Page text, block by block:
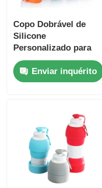
Copo Dobrável de
Silicone
Personalizado para
Viagem, Livre de
BPA, Copos
Colapsáveis de 270ml
Enviar inquérito